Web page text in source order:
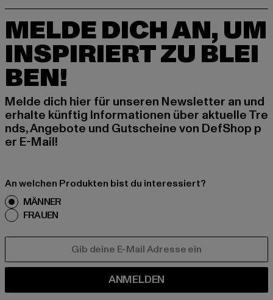
MELDE DICH AN, UM
INSPIRIERT ZU BLEI
BEN!
Melde dich hier für unseren Newsletter an und
erhalte künftig Informationen über aktuelle Tre
nds, Angebote und Gutscheine von DefShop p
er E-Mail!
An welchen Produkten bist du interessiert?
MÄNNER
FRAUEN
ANMELDEN